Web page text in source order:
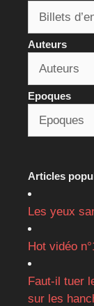
Auteurs
Epoques
Articles
Les yeux
Hot vidéo
Faut-il tuer
sur les